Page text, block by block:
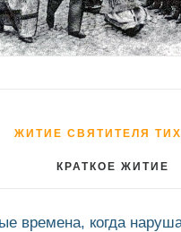
ЖИТИЕ СВЯТИТЕЛЯ
КРАТКОЕ ЖИТИЕ
времена, когда